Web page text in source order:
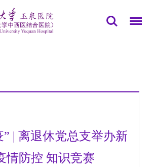
” | 离退休党总支举办新
情防控 知识竞赛